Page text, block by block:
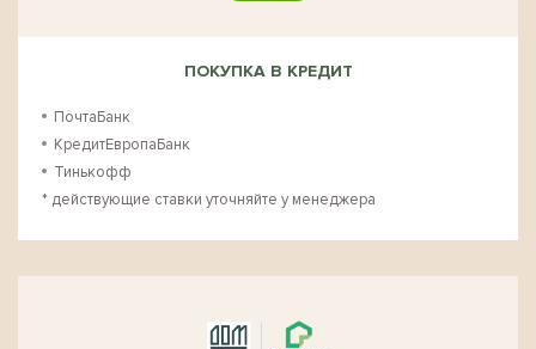
ПОКУПКА В КРЕДИТ
ПочтаБанк
КредитЕвропаБанк
Тинькофф
* действующие ставки уточняйте у менеджера